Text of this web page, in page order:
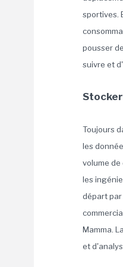
sportives.
pousser
suivre et
Toujours
les
volume de
les
départ
Mamma.
et